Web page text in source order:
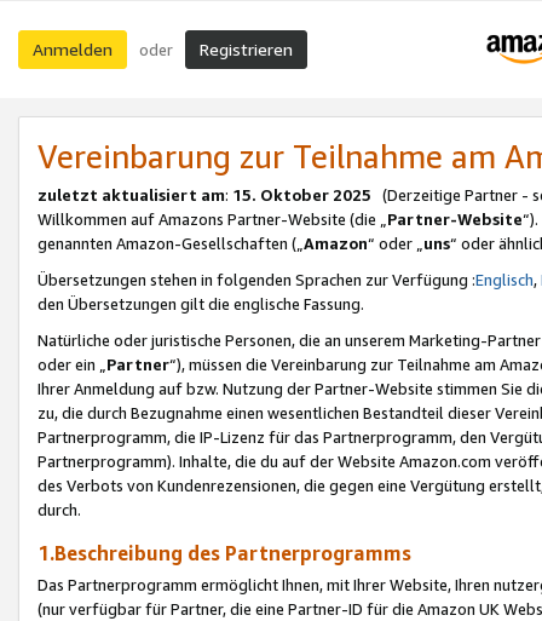
Anmelden oder Registrieren
Vereinbarung zur Teilnahme am
zuletzt aktualisiert am: 15. Oktober 2025 (Derzeitige Partner -
Willkommen auf Amazons Partner-Website (die „Partner-Website
genannten Amazon-Gesellschaften („Amazon“ oder „uns“ oder
Übersetzungen stehen in folgenden Sprachen zur Verfügung :Englisch,
den Übersetzungen gilt die englische Fassung.
Natürliche oder juristische Personen, die an unserem Marketing-
oder ein „Partner“), müssen die Vereinbarung zur Teilnahme am
Ihrer Anmeldung auf bzw. Nutzung der Partner-Website stimmen Sie
zu, die durch Bezugnahme einen wesentlichen Bestandteil dieser
Partnerprogramm, die IP-Lizenz für das Partnerprogramm, den
Partnerprogramm). Inhalte, die du auf der Website Amazon.com
des Verbots von Kundenrezensionen, die gegen eine Vergütung
durch.
1.Beschreibung des Partnerprogramms
Das Partnerprogramm ermöglicht Ihnen, mit Ihrer Website, Ihren
(nur verfügbar für Partner, die eine Partner-ID für die Amazon UK